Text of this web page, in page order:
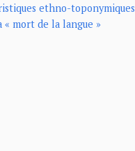
ethno-toponymiques
« mort de la langue »